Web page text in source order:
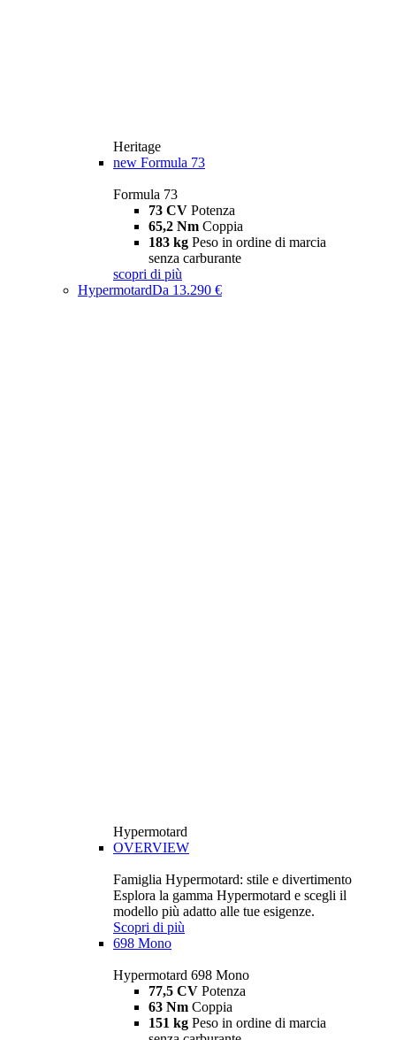
Heritage
new Formula 73
Formula 73
73 CV Potenza
65,2 Nm Coppia
183 kg Peso in ordine di marcia
senza carburante
scopri di più
HypermotardDa 13.290 €
Hypermotard
OVERVIEW
Famiglia Hypermotard: stile e divertimento
Esplora la gamma Hypermotard e scegli il
modello più adatto alle tue esigenze.
Scopri di più
698 Mono
Hypermotard 698 Mono
77,5 CV Potenza
63 Nm Coppia
151 kg Peso in ordine di marcia